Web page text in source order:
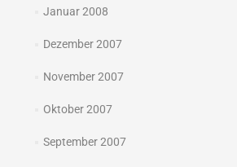
Januar 2008
Dezember 2007
November 2007
Oktober 2007
September 2007